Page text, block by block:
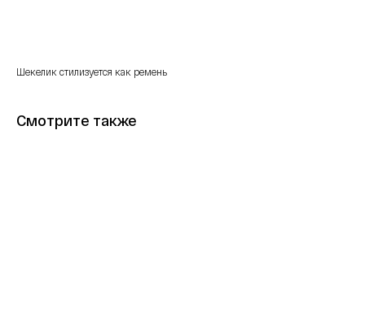
Шекелик стилизуется как ремень
Смотрите также